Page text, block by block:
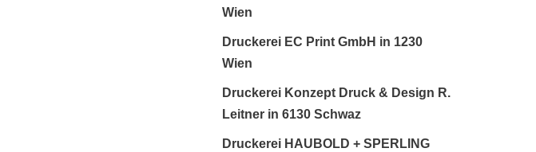
Wien
Druckerei EC Print GmbH in 1230
Wien
Druckerei Konzept Druck & Design R.
Leitner in 6130 Schwaz
Druckerei HAUBOLD + SPERLING